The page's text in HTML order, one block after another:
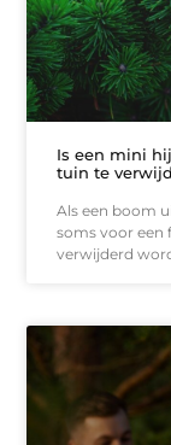
Is een mini
tuin te
Als een boom
soms voor een
verwijderd